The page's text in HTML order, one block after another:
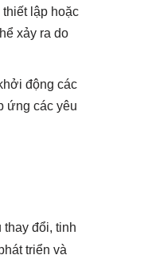
lập hoặc
xảy ra do
động các
ứng các yêu
thay đổi, tinh
triển và